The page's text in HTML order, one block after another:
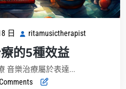
日
2024
年
6
月
18
ritamusictherapist
的5種效益
音樂治療屬於表達...